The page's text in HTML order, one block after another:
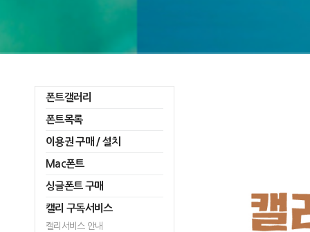
폰트갤러리
폰트목록
이용권 구매 / 설치
Mac폰트
싱글폰트 구매
캘리 구독서비스
캘리서비스 안내